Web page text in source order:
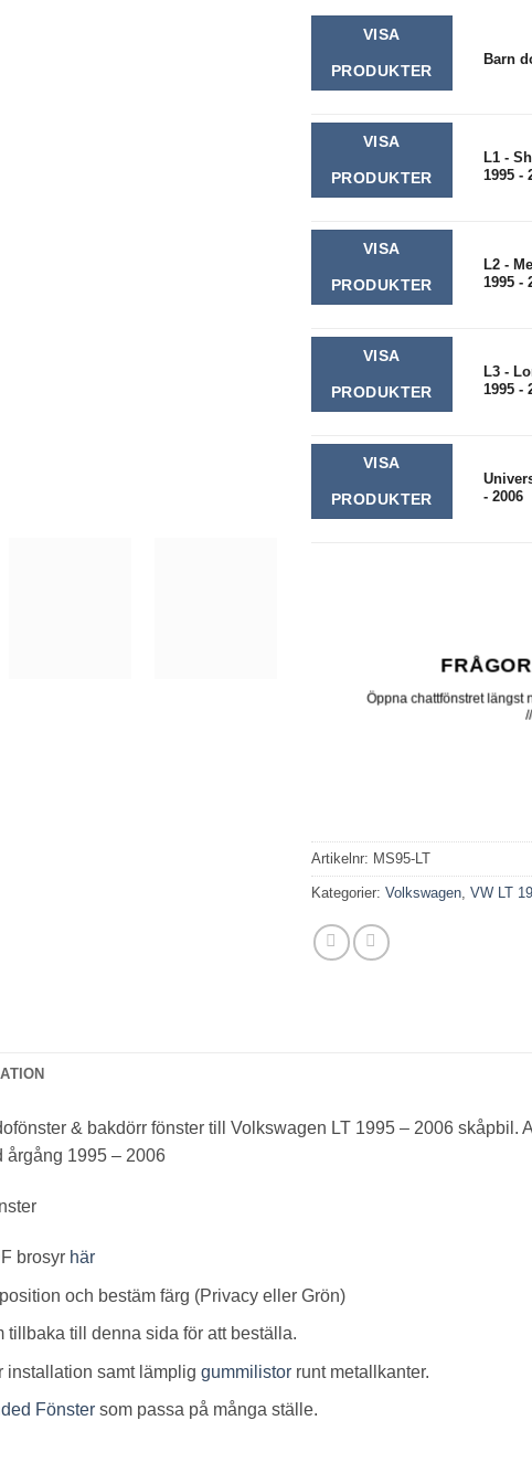
VISA
PRODUKTER
Barn
VISA
PRODUKTER
L1 -
1995 -
VISA
PRODUKTER
L2 -
1995 -
VISA
PRODUKTER
L3 -
1995 -
VISA
PRODUKTER
- 2006
Öppna chattfönstret längst
Artikelnr: MS95-LT
Kategorier: Volkswagen, VW LT
& bakdörr fönster till Volkswagen LT 1995 – 2006 skåpbil.
årgång 1995 – 2006
brosyr här
och bestäm färg (Privacy eller Grön)
till denna sida för att beställa.
installation samt lämplig gummilistorrunt metallkanter.
Fönstersom passa på många ställe.